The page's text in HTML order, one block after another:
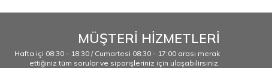
MÜŞTERİ HİZMETLERİ
Hafta içi 08:30 - 18:30 / Cumartesi 08:30 - 17:00 arası merak
ettiğiniz tüm sorular ve siparişleriniz için ulaşabilirsiniz.